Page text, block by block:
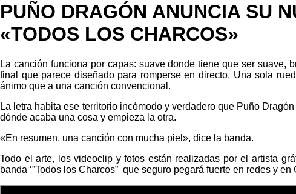
PUÑO DRAGÓN ANUNCIA SU
«TODOS LOS CHARCOS»
La canción funciona por capas: suave donde tiene que ser
final que parece diseñado para romperse en directo. Una sola
ánimo que a una canción convencional.
La letra habita ese territorio incómodo y verdadero que Puño
dónde acaba una cosa y empieza la otra.
«En resumen, una canción con mucha piel», dice la banda.
Todo el arte, los videoclip y fotos están realizadas por el artista
banda ‘”Todos los Charcos” que seguro pegará fuerte en redes y